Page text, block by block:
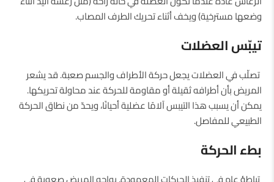
وضعها مسترخية) ويخف أثناء تحريك الطرف المصاب.
تيبّس العضلات
تصلّب في العضلات يجعل حركة الأطراف والجسم صعبة. قد يشعر
المريض بأن أطرافه ثقيلة أو مقاومة للحركة عند محاولة تحريكها.
يمكن أن يسبب هذا التيبس آلامًا عضلية أحيانًا، ويحدّ من نطاق الحركة
الطبيعي للمفاصل.
بطء الحركة